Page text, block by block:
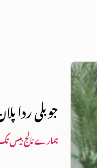
جوبلی ردا
ہمارے نالج بیس